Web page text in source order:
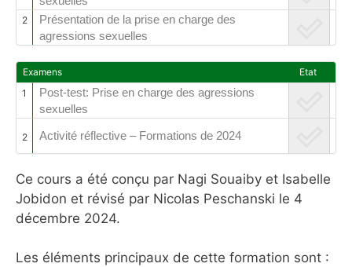
2
Présentation de la prise en charge des
agressions sexuelles
Examens
Etat
1
Post-test: Prise en charge des agressions
sexuelles
2 Activité réflective – Formations de 2024
Ce cours a été conçu par Nagi Souaiby et Isabelle
Jobidon et révisé par Nicolas Peschanski le 4
décembre 2024.
Les éléments principaux de cette formation sont :